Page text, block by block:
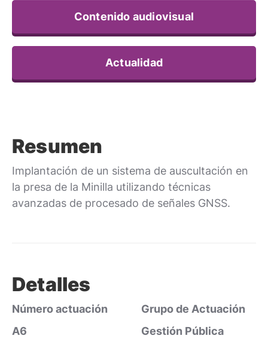
Contenido audiovisual
Actualidad
Resumen
Implantación de un sistema de auscultación en
la presa de la Minilla utilizando técnicas
avanzadas de procesado de señales GNSS.
Detalles
Número actuación
A6
Grupo de Actuación
Gestión Pública